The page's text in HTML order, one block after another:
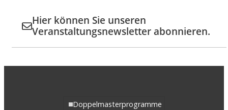
Hier können Sie unseren
Veranstaltungsnewsletter abonnieren.
Doppelmasterprogramme